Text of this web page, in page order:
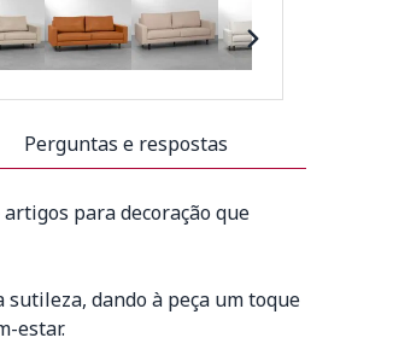
Perguntas e respostas
para decoração que
dando à peça um toque
estar.